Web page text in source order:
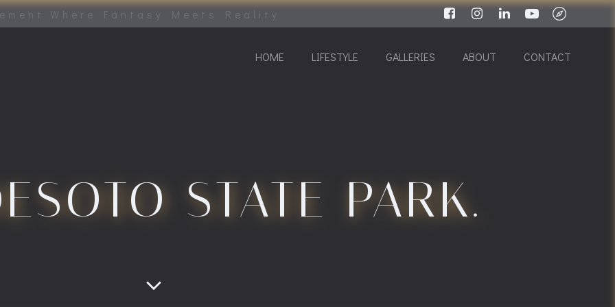
Where Fantasy Meets Reality
HOME LIFESTYLE GALLERIES ABOUT CONTACT
STATE PARK.